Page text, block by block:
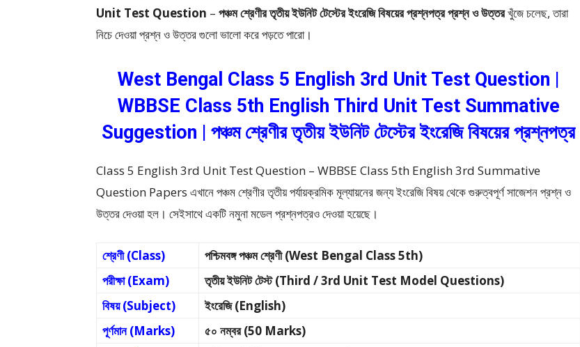
Unit Test Question – পঞ্চম শ্রেণীর তৃতীয় ইউনিট টেস্টের ইংরেজি বিষয়ের প্রশ্নপত্র প্রশ্ন ও উত্তরখুঁজে চলেছ, তারা
নিচে দেওয়া প্রশ্ন ও উত্তর গুলো ভালো করে পড়তে পারো।
West Bengal Class 5 English 3rd Unit Test Question |
WBBSE Class 5th English Third Unit Test Summative
Suggestion | পঞ্চম শ্রেণীর তৃতীয় ইউনিট টেস্টের ইংরেজি বিষয়ের প্রশ্নপত্র
Class 5 English 3rd Unit Test Question – WBBSE Class 5th English 3rd Summative
Question Papers এখানে পঞ্চম শ্রেণীর তৃতীয় পর্যায়ক্রমিক মূল্যায়নের জন্য ইংরেজি বিষয় থেকে গুরুত্বপূর্ণ সাজেশন প্রশ্ন ও
উত্তর দেওয়া হল। সেইসাথে একটি নমুনা মডেল প্রশ্নপত্রও দেওয়া হয়েছে।
শ্রেণী (Class)
পশ্চিমবঙ্গ পঞ্চম শ্রেণী (West Bengal Class 5th)
পরীক্ষা (Exam)
তৃতীয় ইউনিট টেস্ট (Third / 3rd Unit Test Model Questions)
বিষয় (Subject)
ইংরেজি (English)
পূর্ণমান (Marks)
৫০ নম্বর (50 Marks)